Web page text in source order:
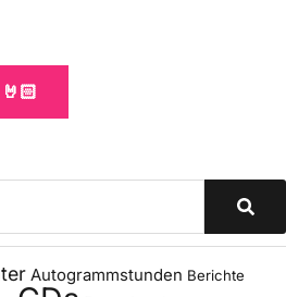
Autogrammstunden Berichte